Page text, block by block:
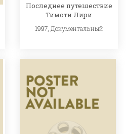
Последнее путешествие
Тимоти Лири
1997, Документальный